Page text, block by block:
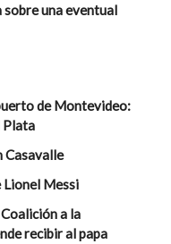
una eventual
de Montevideo:
Plata
Casavalle
Lionel Messi
a la
recibir al papa